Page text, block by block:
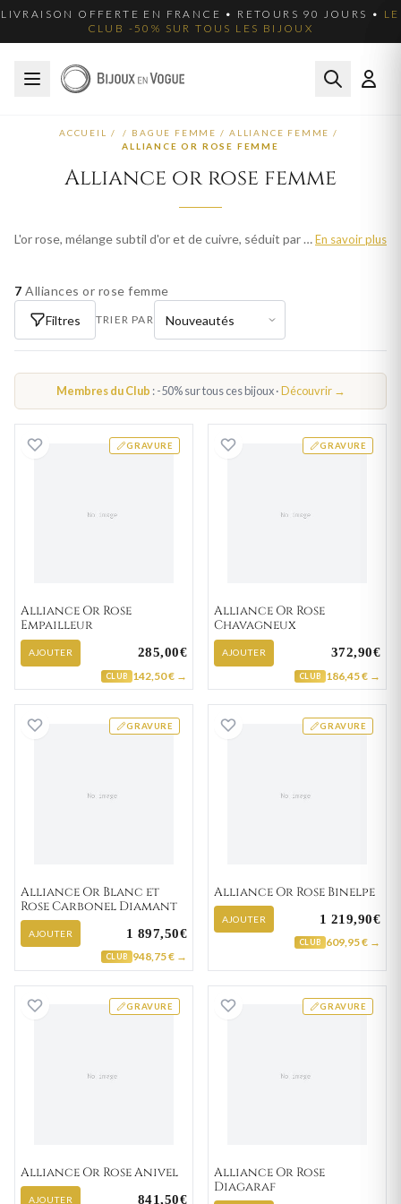
LIVRAISON OFFERTE EN FRANCE • RETOURS 90 JOURS • LE
CLUB -50% SUR TOUS LES BIJOUX
ACCUEIL / / BAGUE FEMME / ALLIANCE FEMME /
ALLIANCE OR ROSE FEMME
Alliance or rose femme
L'or rose, mélange subtil d'or et de cuivre, séduit par sa teinte romantique et contemporaine. Ce métal tendance apporte une touche de douceur et de féminité à chaque bijou. Nos alliances en or rose femme sont travaillés avec le savoir-faire de la joaillerie française. Découvrez plus de 271 modèles et trouvez le bijou qui correspond à votre style. Livraison offerte en France métropolitaine.En savoir plus
7 Alliances or rose femme
Filtres
TRIER PAR
Membres du Club : -50% sur tous ces bijoux ·Découvrir →
GRAVURE
Alliance Or Rose Empailleur
Alliance Or Rose
Empailleur
AJOUTER 285,00€
CLUB 142,50 € →
GRAVURE
Alliance Or
Alliance Or Rose
Chavagneux
AJOUTER 372,90€
CLUB 186,45 € →
GRAVURE
Alliance Or Blanc et Rose Carbonel Diamant
Alliance Or Blanc et
Rose Carbonel Diamant
AJOUTER 1 897,50€
CLUB 948,75 € →
GRAVURE
Alliance Or
Alliance Or Rose Binelpe
AJOUTER 1 219,90€
CLUB 609,95 € →
GRAVURE
Alliance Or Rose Anivel
Alliance Or Rose Anivel
AJOUTER 841,50€
GRAVURE
Alliance Or
Alliance Or Rose
Diagaraf